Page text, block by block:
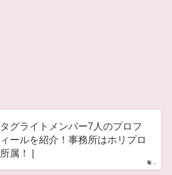
–
タグライトメンバー7人のプロフ
ィールを紹介！事務所はホリプロ
所属！ |